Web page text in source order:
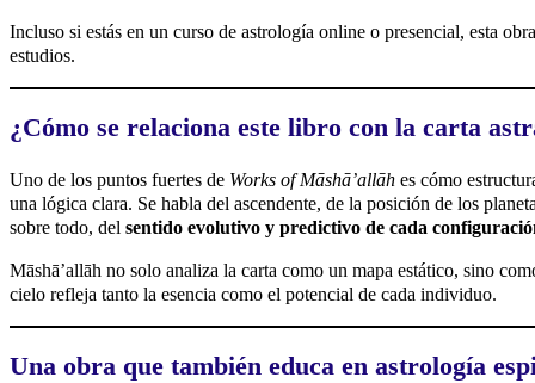
Incluso si estás en un curso de astrología online o presencial, esta
estudios.
¿Cómo se relaciona este libro con la carta
Uno de los puntos fuertes de Works of Māshāʼallāh es cómo
una lógica clara. Se habla del ascendente, de la posición de los
sobre todo, del sentido evolutivo y predictivo de cada
Māshāʼallāh no solo analiza la carta como un mapa estático, sino
cielo refleja tanto la esencia como el potencial de cada individuo.
Una obra que también educa en astrología